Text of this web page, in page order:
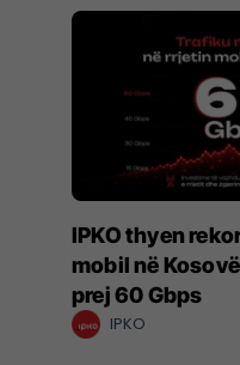
IPKO thyen
mobil në
prej 60 Gbps
IPKO